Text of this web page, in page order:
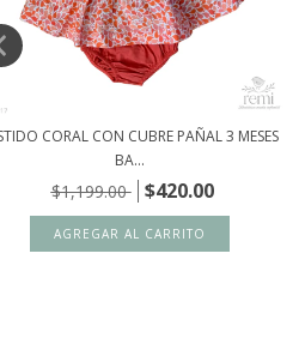
CORAL CON CUBRE PAÑAL 3 MESES
BA...
$1,199.00 $420.00